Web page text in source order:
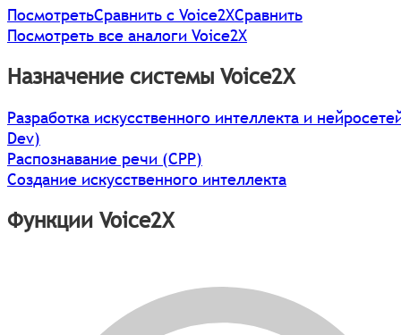
ПосмотретьСравнить с Voice2XСравнить
Посмотреть все аналоги Voice2X
Назначение системы Voice2X
Разработка искусственного интеллекта и
Dev)
Распознавание речи (СРР)
Создание искусственного интеллекта
Функции Voice2X